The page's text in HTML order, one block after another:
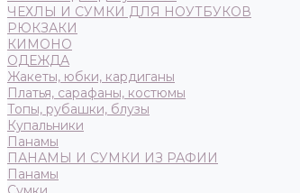
ЧЕХЛЫ И СУМКИ ДЛЯ НОУТБУКОВ
РЮКЗАКИ
КИМОНО
ОДЕЖДА
Жакеты, юбки, кардиганы
Платья, сарафаны, костюмы
Топы, рубашки, блузы
Купальники
Панамы
ПАНАМЫ И СУМКИ ИЗ РАФИИ
Панамы